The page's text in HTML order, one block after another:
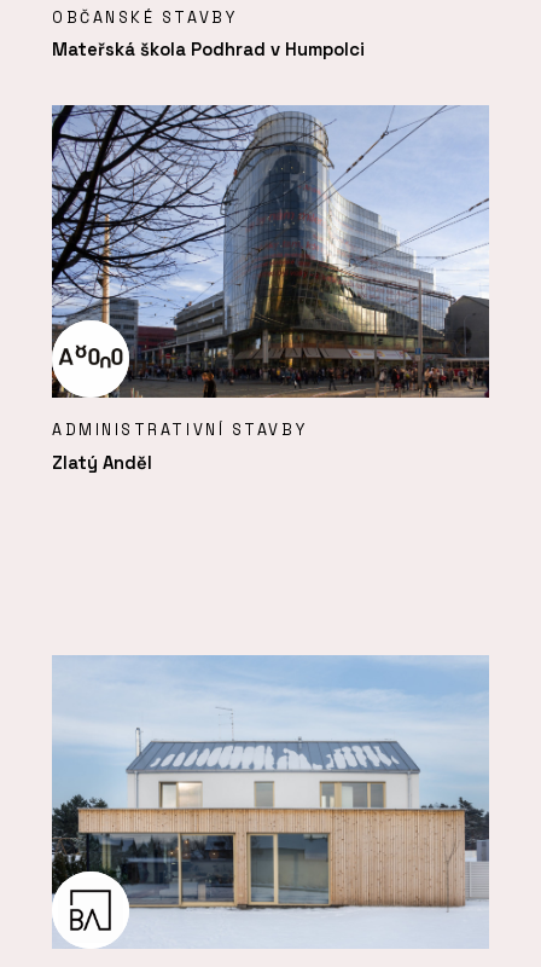
OBČANSKÉ STAVBY
Mateřská škola Podhrad v Humpolci
ADMINISTRATIVNÍ STAVBY
Zlatý Anděl